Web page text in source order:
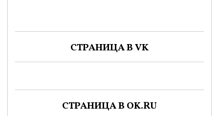
СТРАНИЦА В VK
СТРАНИЦА В OK.RU